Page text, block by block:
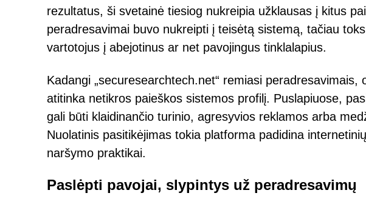
rezultatus, ši svetainė tiesiog nukreipia užklausas į kitus
peradresavimai buvo nukreipti į teisėtą sistemą, tačiau
vartotojus į abejotinus ar net pavojingus tinklalapius.
Kadangi „securesearchtech.net“ remiasi
atitinka netikros paieškos sistemos profilį. Puslapiuose,
gali būti klaidinančio turinio, agresyvios reklamos arba
Nuolatinis pasitikėjimas tokia platforma padidina
naršymo praktikai.
Paslėpti pavojai, slypintys už peradresavimų